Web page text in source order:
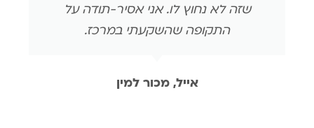
שזה לא נחוץ לו. אני אסיר-תודה על
התקופה שהשקעתי במרכז.
אייל, מכור למין